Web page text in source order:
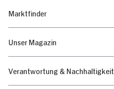
Marktfinder
Unser Magazin
Verantwortung & Nachhaltigkeit